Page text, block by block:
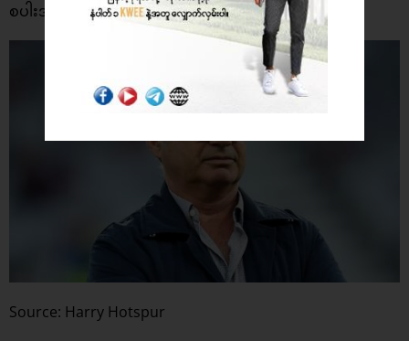
စပါးအသင်းသို့ ပြောင်းရွှေ့မှာမဟုတ်တဲ့ Campos
Source: Harry Hotspur